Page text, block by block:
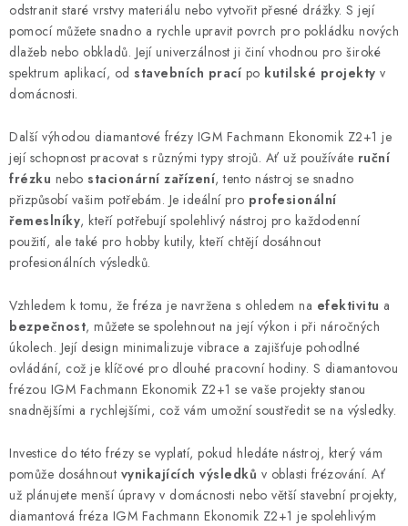
Moje objednávka
odstranit staré vrstvy materiálu nebo vytvořit přesné drážky. S její
pomocí můžete snadno a rychle upravit povrch pro pokládku nových
dlažeb nebo obkladů. Její univerzálnost ji činí vhodnou pro široké
spektrum aplikací, od stavebních prací po kutilské projekty v
domácnosti.
Další výhodou diamantové frézy IGM Fachmann Ekonomik Z2+1 je
její schopnost pracovat s různými typy strojů. Ať už používáte ruční
frézku nebo stacionární zařízení, tento nástroj se snadno
přizpůsobí vašim potřebám. Je ideální pro profesionální
řemeslníky, kteří potřebují spolehlivý nástroj pro každodenní
použití, ale také pro hobby kutily, kteří chtějí dosáhnout
profesionálních výsledků.
Vzhledem k tomu, že fréza je navržena s ohledem na efektivitu a
bezpečnost, můžete se spolehnout na její výkon i při náročných
úkolech. Její design minimalizuje vibrace a zajišťuje pohodlné
ovládání, což je klíčové pro dlouhé pracovní hodiny. S diamantovou
frézou IGM Fachmann Ekonomik Z2+1 se vaše projekty stanou
snadnějšími a rychlejšími, což vám umožní soustředit se na výsledky.
Investice do této frézy se vyplatí, pokud hledáte nástroj, který vám
pomůže dosáhnout vynikajících výsledků v oblasti frézování. Ať
už plánujete menší úpravy v domácnosti nebo větší stavební projekty,
diamantová fréza IGM Fachmann Ekonomik Z2+1 je spolehlivým